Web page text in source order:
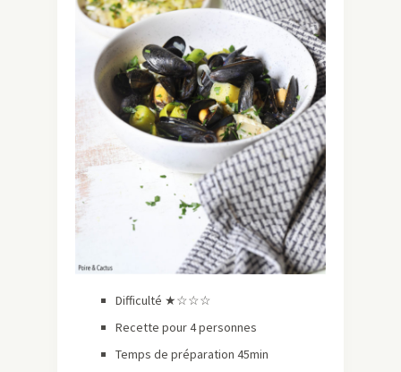
Difficulté ★☆☆☆
Recette pour 4 personnes
Temps de préparation 45min